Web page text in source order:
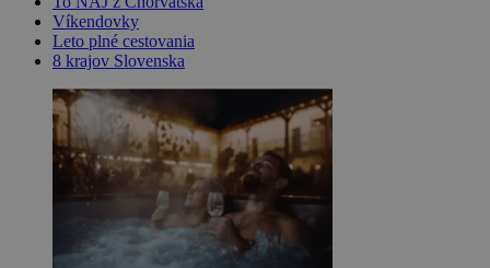
Víkendovky
Leto plné cestovania
8 krajov Slovenska